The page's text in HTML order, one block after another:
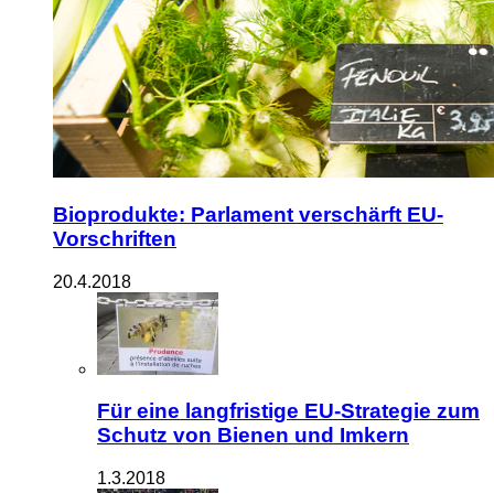
Bioprodukte: Parlament verschärft EU-
Vorschriften
20.4.2018
Für eine langfristige EU-Strategie zum
Schutz von Bienen und Imkern
1.3.2018